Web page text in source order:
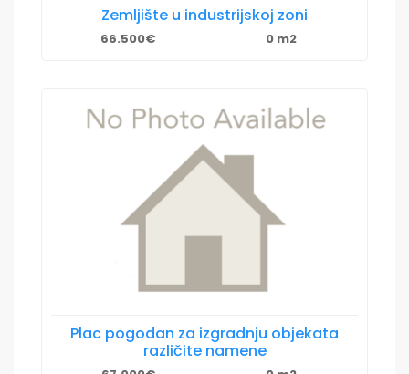
Zemljište u industrijskoj zoni
66.500€ 0 m2
Plac pogodan za izgradnju objekata
različite namene